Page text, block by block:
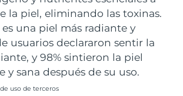
la piel, eliminando las toxinas.
una piel más radiante y
usuarios declararon sentir la
y 98% sintieron la piel
y sana después de su uso.
uso de terceros